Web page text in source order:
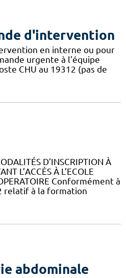
d'intervention
en interne ou pour
urgente à l'équipe
CHU au 19312 (pas de
D’INSCRIPTION À
L’ACCÈS À L’ECOLE
Conformément à
relatif à la formation
abdominale